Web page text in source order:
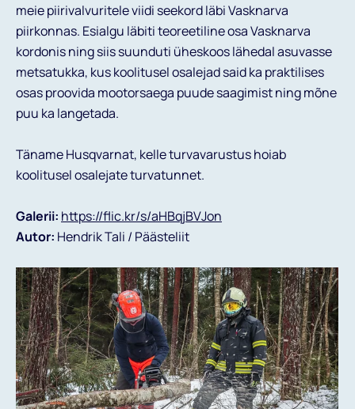
ENG
meie piirivalvuritele viidi seekord läbi Vasknarva
piirkonnas. Esialgu läbiti teoreetiline osa Vasknarva
kordonis ning siis suunduti üheskoos lähedal asuvasse
metsatukka, kus koolitusel osalejad said ka praktilises
osas proovida mootorsaega puude saagimist ning mõne
puu ka langetada.
Täname Husqvarnat, kelle turvavarustus hoiab
koolitusel osalejate turvatunnet.
Galerii: https://flic.kr/s/aHBqjBVJon
Autor: Hendrik Tali / Päästeliit